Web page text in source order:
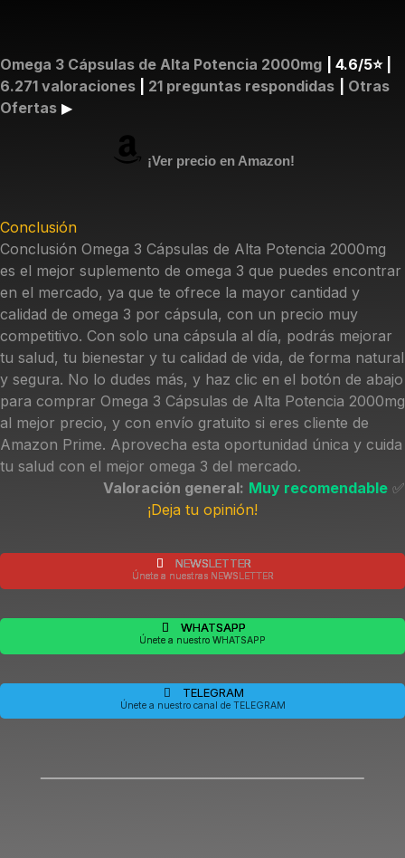
Omega 3 Cápsulas de Alta Potencia 2000mg
| 4.6/5⭐️ |
6.271 valoraciones
21 preguntas respondidas
Otras
Ofertas ▶︎
¡Ver precio en Amazon!
Conclusión
Conclusión Omega 3 Cápsulas de Alta Potencia 2000mg
es el mejor suplemento de omega 3 que puedes encontrar
en el mercado, ya que te ofrece la mayor cantidad y
calidad de omega 3 por cápsula, con un precio muy
competitivo. Con solo una cápsula al día, podrás mejorar
tu salud, tu bienestar y tu calidad de vida, de forma natural
y segura. No lo dudes más, y haz clic en el botón de abajo
para comprar Omega 3 Cápsulas de Alta Potencia 2000mg
al mejor precio, y con envío gratuito si eres cliente de
Amazon Prime. Aprovecha esta oportunidad única y cuida
tu salud con el mejor omega 3 del mercado.
Valoración general: Muy recomendable ✅
¡Deja tu opinión!
NEWSLETTER
Únete a nuestras NEWSLETTER
WHATSAPP
Únete a nuestro WHATSAPP
TELEGRAM
Únete a nuestro canal de TELEGRAM